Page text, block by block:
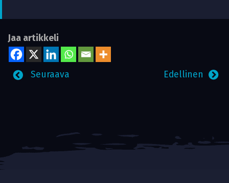
Jaa artikkeli
Edellinen
Seuraava